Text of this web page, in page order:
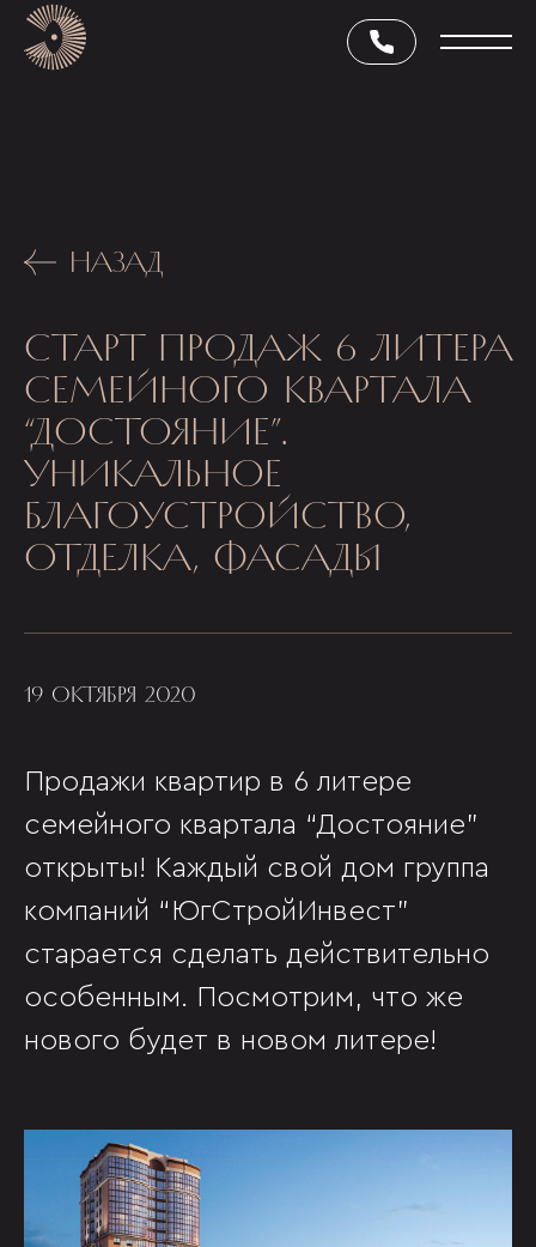
НАЗАД
СТАРТ ПРОДАЖ 6 ЛИТЕРА
СЕМЕЙНОГО КВАРТАЛА
“ДОСТОЯНИЕ”.
УНИКАЛЬНОЕ
БЛАГОУСТРОЙСТВО,
ОТДЕЛКА, ФАСАДЫ
19 ОКТЯБРЯ 2020
Продажи квартир в 6 литере
семейного квартала “Достояние”
открыты! Каждый свой дом группа
компаний “ЮгСтройИнвест”
старается сделать действительно
особенным. Посмотрим, что же
нового будет в новом литере!